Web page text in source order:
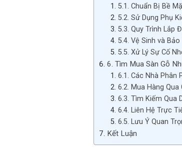
5.1. Chuẩn Bị Bề
5.2. Sử Dụng Phụ
5.3. Quy Trình Lắp
5.4. Vệ Sinh và
5.5. Xử Lý Sự Cố
6. Tìm Mua Sàn Gỗ
6.1. Các Nhà Phân
6.2. Mua Hàng
6.3. Tìm Kiếm Qua
6.4. Liên Hệ Trực
6.5. Lưu Ý Quan
Kết Luận